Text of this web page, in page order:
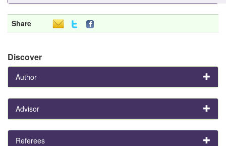
Share
Discover
Author
Advisor
Referees